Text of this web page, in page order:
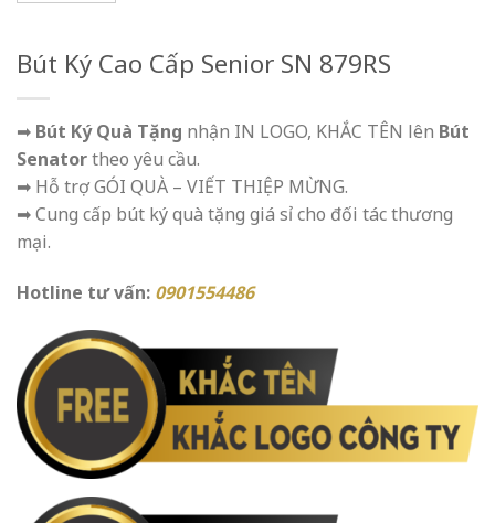
Bút Ký Cao Cấp Senior SN 879RS
➡ Bút Ký Quà Tặng nhận IN LOGO, KHẮC TÊN lên Bút
Senatortheo yêu cầu.
➡ Hỗ trợ GÓI QUÀ – VIẾT THIỆP MỪNG.
➡ Cung cấp bút ký quà tặng giá sỉ cho đối tác thương
mại.
Hotline tư vấn: 0901554486